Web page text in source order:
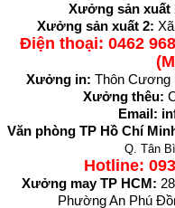
Xưởng sản xuất
Xưởng sản xuất 2:
Điện thoại: 0462
Xưởng in: Thôn Cương
Xưởng thêu:
Email:
Văn phòng TP Hồ Chí
Q. Tân
Hotline:
Xưởng may TP HCM:
Phường An Phú